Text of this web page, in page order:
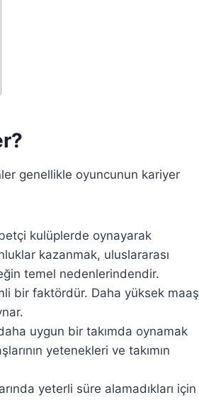
genellikle oyuncunun kariyer
kulüplerde oynayarak
kazanmak, uluslararası
temel nedenlerindendir.
bir faktördür. Daha yüksek maaş
uygun bir takımda oynamak
yetenekleri ve takımın
yeterli süre alamadıkları için